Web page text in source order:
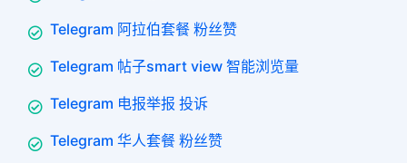
Telegram 阿拉伯套餐 粉丝赞
Telegram 帖子smart view 智能浏览量
Telegram 电报举报 投诉
Telegram 华人套餐 粉丝赞